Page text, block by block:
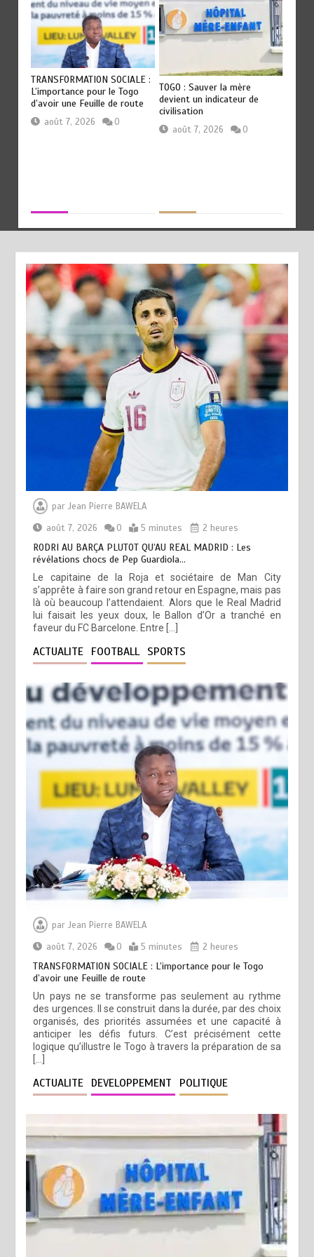
TRANSFORMATION SOCIALE :
L’importance pour le Togo
d’avoir une Feuille de route
août 7, 2026 0
TOGO : Sauver la mère
devient un indicateur de
civilisation
août 7, 2026 0
RODRI
parJean Pierre BAWELA
août 7, 2026
0 5 minutes 2 heures
RODRI AU BARÇA PLUTOT QU’AU REAL MADRID : Les
révélations chocs de Pep Guardiola…
Le capitaine de la Roja et sociétaire de Man City
s’apprête à faire son grand retour en Espagne, mais pas
là où beaucoup l’attendaient. Alors que le Real Madrid
lui faisait les yeux doux, le Ballon d’Or a tranché en
faveur du FC Barcelone. Entre […]
ACTUALITE FOOTBALL SPORTS
parJean Pierre BAWELA
août 7, 2026
0 5 minutes 2 heures
TRANSFORMATION SOCIALE : L’importance pour le Togo
d’avoir une Feuille de route
Un pays ne se transforme pas seulement au rythme
des urgences. Il se construit dans la durée, par des choix
organisés, des priorités assumées et une capacité à
anticiper les défis futurs. C’est précisément cette
logique qu’illustre le Togo à travers la préparation de sa
[…]
ACTUALITE DEVELOPPEMENT POLITIQUE